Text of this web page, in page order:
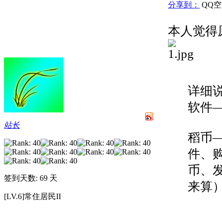
站长
签到天数: 69 天
[LV.6]常住居民II
分享到：
QQ
本人觉得
详细
软件
稻币
件、
币、
来算